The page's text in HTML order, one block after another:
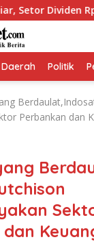
Rp9,5 Miliar
Daerah Politik
Perbankan dan